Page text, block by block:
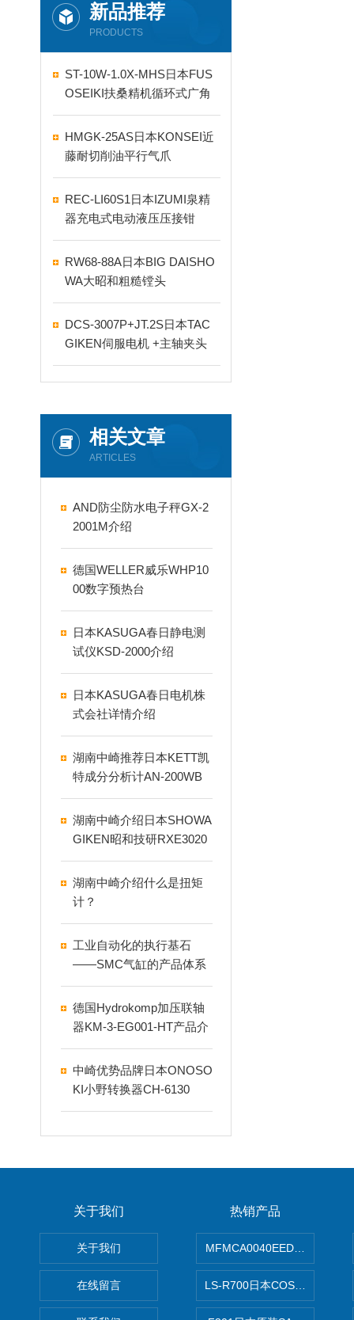
新品推荐
PRODUCTS
ST-10W-1.0X-MHS日本FUS
OSEIKI扶桑精机循环式广角
自动喷嘴
HMGK-25AS日本KONSEI近
藤耐切削油平行气爪
REC-LI60S1日本IZUMI泉精
器充电式电动液压压接钳
RW68-88A日本BIG DAISHO
WA大昭和粗糙镗头
DCS-3007P+JT.2S日本TAC
GIKEN伺服电机 +主轴夹头
相关文章
ARTICLES
AND防尘防水电子秤GX-2
2001M介绍
德国WELLER威乐WHP10
00数字预热台
日本KASUGA春日静电测
试仪KSD-2000介绍
日本KASUGA春日电机株
式会社详情介绍
湖南中崎推荐日本KETT凯
特成分分析计AN-200WB
湖南中崎介绍日本SHOWA
GIKEN昭和技研RXE3020
RH旋转接头
湖南中崎介绍什么是扭矩
计？
工业自动化的执行基石
——SMC气缸的产品体系
与应用解析
德国Hydrokomp加压联轴
器KM-3-EG001-HT产品介
绍
中崎优势品牌日本ONOSO
KI小野转换器CH-6130
关于我们
关于我们
在线留言
热销产品
MFMCA0040EED-H日本
LS-R700日本COSMO科斯莫